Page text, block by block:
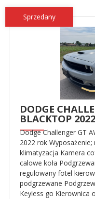
Sprzedany
DODGE
BLACKTOP
Dodge Challenger GT
2022 rok
klimatyzacja Kamera
calowe koła
regulowany fotel
podgrzewane
Keyless go Kierownica